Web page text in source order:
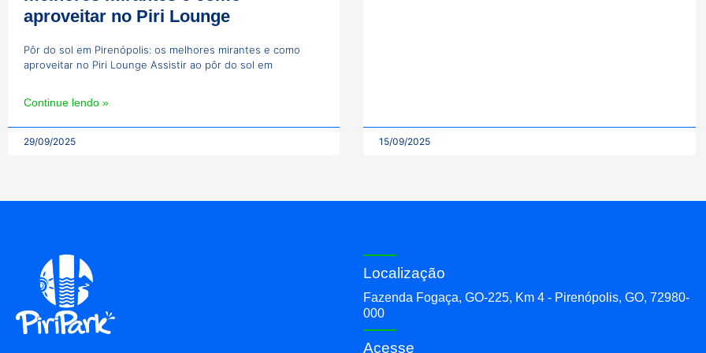
aproveitar no Piri Lounge
Pôr do sol em Pirenópolis: os melhores mirantes e como
aproveitar no Piri Lounge Assistir ao pôr do sol em
Continue lendo »
29/09/2025 15/09/2025
Localização
Fazenda Fogaça, GO-225, Km 4 - Pirenópolis, GO, 72980-
000
Acesse